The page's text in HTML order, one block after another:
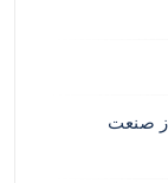
صنعت